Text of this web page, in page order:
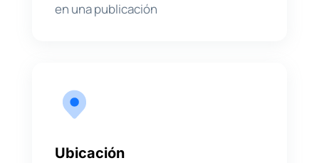
en una publicación
Ubicación